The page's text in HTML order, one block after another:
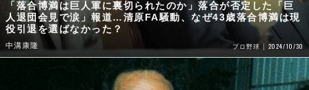
「落合博満は巨人軍に裏切られたのか」落合が否定した「巨
人退団会見で涙」報道…清原FA騒動、なぜ43歳落合博満は現
役引退を選ばなかった？
中溝康隆 プロ野球 2024/10/30